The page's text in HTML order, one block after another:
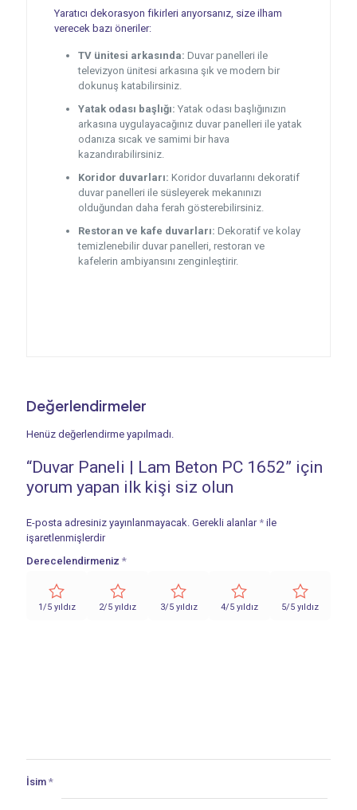
Yaratıcı dekorasyon fikirleri arıyorsanız, size ilham
verecek bazı öneriler:
TV ünitesi arkasında: Duvar panelleri ile
televizyon ünitesi arkasına şık ve modern bir
dokunuş katabilirsiniz.
Yatak odası başlığı: Yatak odası başlığınızın
arkasına uygulayacağınız duvar panelleri ile yatak
odanıza sıcak ve samimi bir hava
kazandırabilirsiniz.
Koridor duvarları: Koridor duvarlarını dekoratif
duvar panelleri ile süsleyerek mekanınızı
olduğundan daha ferah gösterebilirsiniz.
Restoran ve kafe duvarları: Dekoratif ve kolay
temizlenebilir duvar panelleri, restoran ve
kafelerin ambiyansını zenginleştirir.
Değerlendirmeler
Henüz değerlendirme yapılmadı.
“Duvar Paneli | Lam Beton PC 1652” için
yorum yapan ilk kişi siz olun
E-posta adresiniz yayınlanmayacak. Gerekli alanlar * ile
işaretlenmişlerdir
Derecelendirmeniz *
1/5 yıldız 2/5 yıldız 3/5 yıldız 4/5 yıldız 5/5 yıldız
İsim *